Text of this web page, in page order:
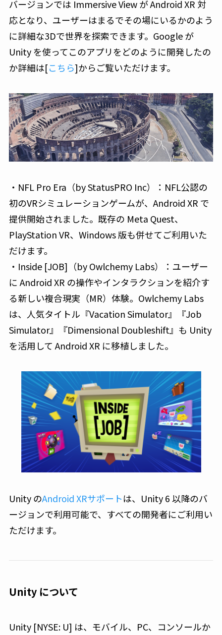
バージョンでは Immersive View が Android XR 対
応となり、ユーザーはまるでその場にいるかのよう
に詳細な3Dで世界を探索できます。Google が
Unity を使ってこのアプリをどのように開発したの
か詳細は[こちら]からご覧いただけます。
・NFL Pro Era（by StatusPRO Inc）：NFL公認の
初のVRシミュレーションゲームが、Android XR で
提供開始されました。既存の Meta Quest、
PlayStation VR、Windows 版も併せてご利用いた
だけます。
・Inside [JOB]（by Owlchemy Labs）：ユーザー
に Android XR の操作やインタラクションを紹介す
る新しい複合現実（MR）体験。Owlchemy Labs
は、人気タイトル『Vacation Simulator』『Job
Simulator』『Dimensional Doubleshift』も Unity
を活用して Android XR に移植しました。
Unity のAndroid XRサポートは、Unity 6 以降のバ
ージョンで利用可能で、すべての開発者にご利用い
ただけます。
Unity について
Unity [NYSE: U] は、モバイル、PC、コンソールか